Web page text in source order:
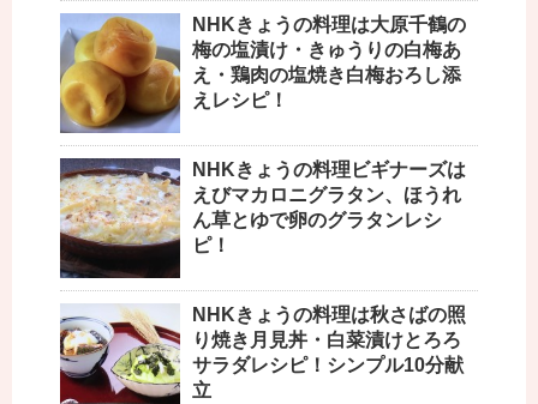
NHKきょうの料理は大原千鶴の
梅の塩漬け・きゅうりの白梅あ
え・鶏肉の塩焼き白梅おろし添
えレシピ！
NHKきょうの料理ビギナーズは
えびマカロニグラタン、ほうれ
ん草とゆで卵のグラタンレシ
ピ！
NHKきょうの料理は秋さばの照
り焼き月見丼・白菜漬けとろろ
サラダレシピ！シンプル10分献
立